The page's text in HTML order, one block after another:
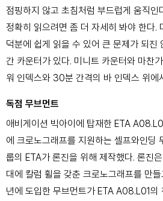
점핑하지 않고 초침처럼 부드럽게 움직인
정확히 읽으려면 좀 더 자세히 봐야 한다.
덕분에 쉽게 읽을 수 있어 큰 문제가 되진
간 카운터가 있다. 미니트 카운터와 마찬
워 인덱스와 30분 간격의 바 인덱스 위에
독점 무브먼트
애비게이션 빅아이에 탑재한 ETA
에 크로노그래프를 지원하는 셀프와인딩
룹의 ETA가 론진을 위해 제작했다. 론진
대에 칼럼 휠을 갖춘 크로노그래프를 만
년에 도입한 무브먼트가 ETA A08.L01